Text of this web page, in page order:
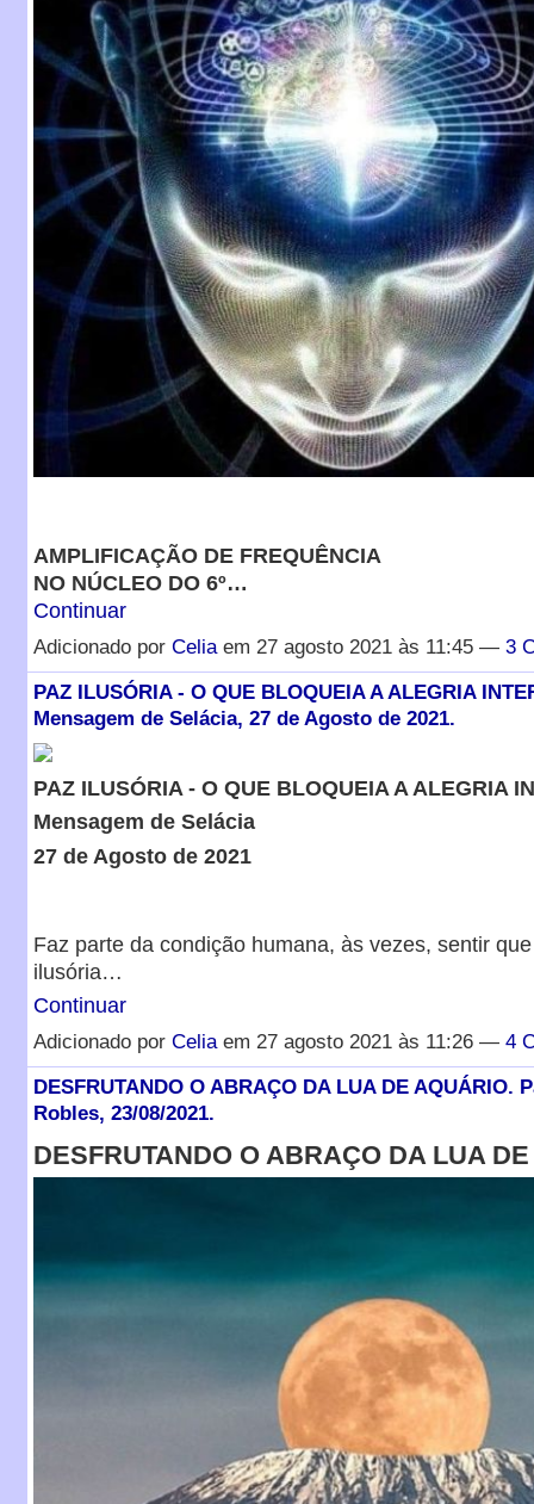
AMPLIFICAÇÃO DE FREQUÊNCIA
NO NÚCLEO DO 6º…
Continuar
Adicionado por Celiaem 27 agosto 2021 às 11:45 — 3
PAZ ILUSÓRIA - O QUE BLOQUEIA A ALEGRIA
Mensagem de Selácia, 27 de Agosto de 2021.
PAZ ILUSÓRIA - O QUE BLOQUEIA A ALEGRIA
Mensagem de Selácia
27 de Agosto de 2021
Faz parte da condição humana, às vezes, sentir
ilusória…
Continuar
Adicionado por Celiaem 27 agosto 2021 às 11:26 — 4
DESFRUTANDO O ABRAÇO DA LUA DE AQUÁRIO.
Robles, 23/08/2021.
DESFRUTANDO O ABRAÇO DA LUA